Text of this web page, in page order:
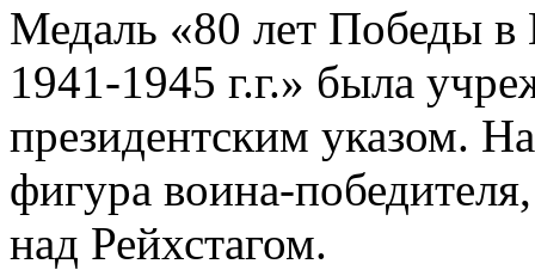
Медаль «80 лет Победы в
1941-1945 г.г.» была
президентским указом.
фигура воина-
над Рейхстагом.